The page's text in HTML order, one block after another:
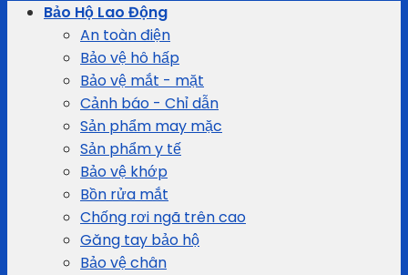
Bảo Hộ Lao Động
An toàn điện
Bảo vệ hô hấp
Bảo vệ mắt - mặt
Cảnh báo - Chỉ dẫn
Sản phẩm may mặc
Sản phẩm y tế
Bảo vệ khớp
Bồn rửa mắt
Chống rơi ngã trên cao
Găng tay bảo hộ
Bảo vệ chân